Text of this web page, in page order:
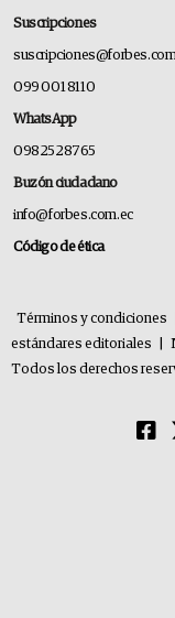
Suscripciones
099 001 8110
WhatsApp
0982528765
Buzón ciudadano
info@forbes.com.ec
Código de ética
Términos y condiciones
estándares editoriales
Todos los derechos